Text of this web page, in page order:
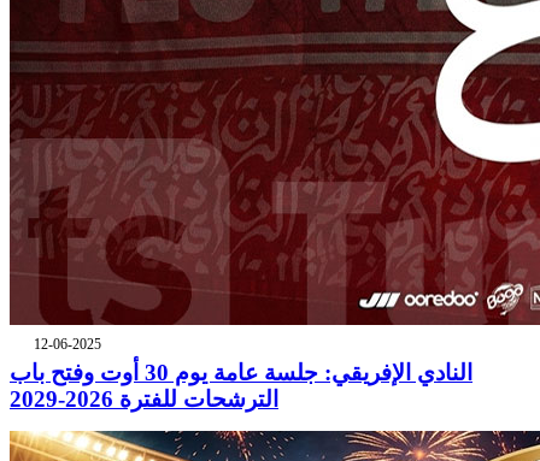
12-06-2025
النادي الإفريقي: جلسة عامة يوم 30 أوت وفتح باب
الترشحات للفترة 2026-2029